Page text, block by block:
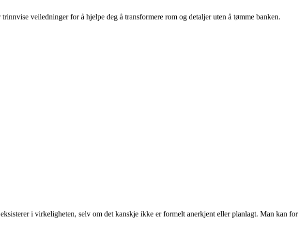
veiledninger for å hjelpe deg å transformere rom og detaljer uten å tømme banken.
i virkeligheten, selv om det kanskje ikke er formelt anerkjent eller planlagt. Man kan for